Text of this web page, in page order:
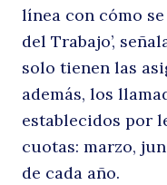
línea con cómo
del Trabajo’,
solo tienen las
además, los
establecidos por
cuotas: marzo,
de cada año.